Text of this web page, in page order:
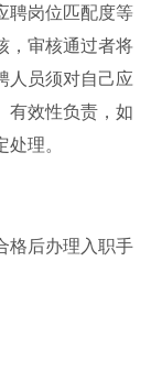
聘岗位匹配度等
，审核通过者将
人员须对自己应
有效性负责，如
理。
格后办理入职手